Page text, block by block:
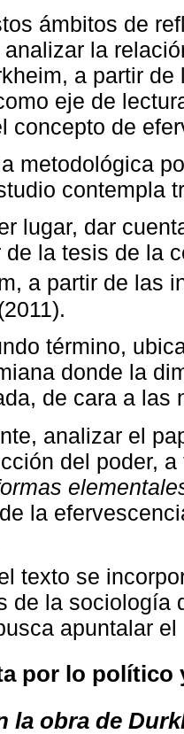
ámbitos de
la
a partir
eje de
concepto de
metodológica
contempla
lugar, dar
de la tesis de la
a partir de las
término,
donde la
de cara a las
analizar el
del poder,
la
texto se
de la sociología
apuntalar
por lo político
la obra de